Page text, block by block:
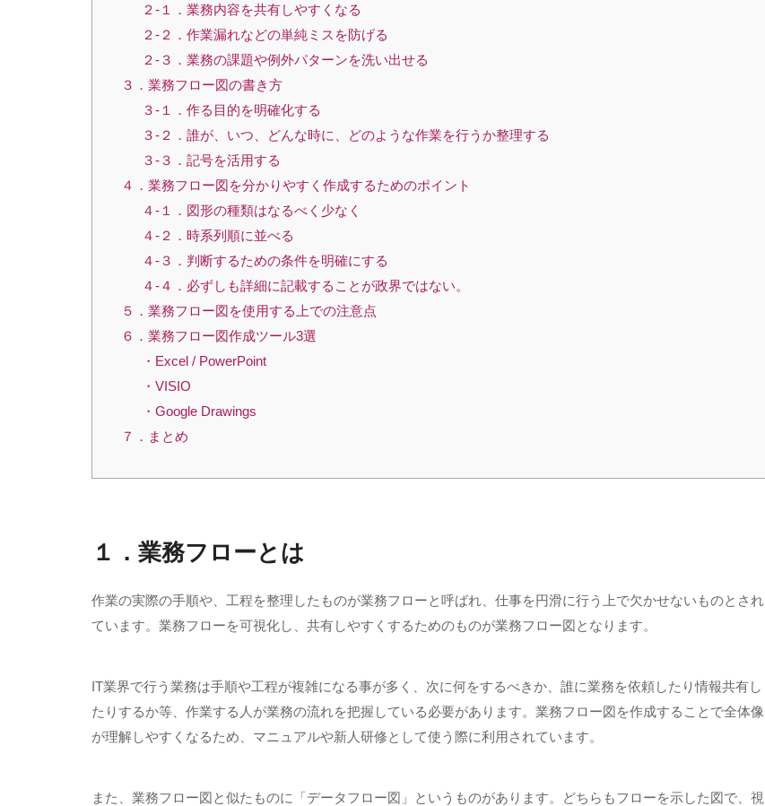
２-１．業務内容を共有しやすくなる
２-２．作業漏れなどの単純ミスを防げる
２-３．業務の課題や例外パターンを洗い出せる
３．業務フロー図の書き方
３-１．作る目的を明確化する
３-２．誰が、いつ、どんな時に、どのような作業を行うか整理する
３-３．記号を活用する
４．業務フロー図を分かりやすく作成するためのポイント
４-１．図形の種類はなるべく少なく
４-２．時系列順に並べる
４-３．判断するための条件を明確にする
４-４．必ずしも詳細に記載することが政界ではない。
５．業務フロー図を使用する上での注意点
６．業務フロー図作成ツール3選
・Excel / PowerPoint
・VISIO
・Google Drawings
７．まとめ
１．業務フローとは
作業の実際の手順や、工程を整理したものが業務フローと呼ばれ、仕事を円滑に行う上で欠かせないものとされ
ています。業務フローを可視化し、共有しやすくするためのものが業務フロー図となります。
IT業界で行う業務は手順や工程が複雑になる事が多く、次に何をするべきか、誰に業務を依頼したり情報共有し
たりするか等、作業する人が業務の流れを把握している必要があります。業務フロー図を作成することで全体像
が理解しやすくなるため、マニュアルや新人研修として使う際に利用されています。
また、業務フロー図と似たものに「データフロー図」というものがあります。どちらもフローを示した図で、視